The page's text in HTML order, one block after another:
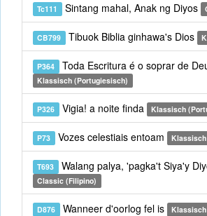
Tc111 Sintang mahal, Anak ng Diyos
CB799 Tibuok Biblia ginhawa's Dios
P364 Toda Escritura é o soprar de
Klassisch (Portugiesisch)
P326 Vigia! a noite finda Klassisch
P73 Vozes celestiais entoam
T693 Walang palya, 'pagka't Siya'y
Classic (Filipino)
D876 Wanneer d'oorlog fel is